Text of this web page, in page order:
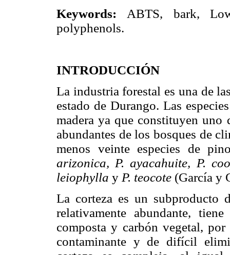
Keywords: ABTS, bark,
polyphenols.
INTRODUCCIÓN
La industria forestal es una de
estado de Durango. Las
madera ya que constituyen uno
abundantes de los bosques de
menos veinte especies de
arizonica, P. ayacahuite, P.
leiophylla y P. teocote (García y
La corteza es un subproducto
relativamente abundante,
composta y carbón vegetal,
contaminante y de difícil